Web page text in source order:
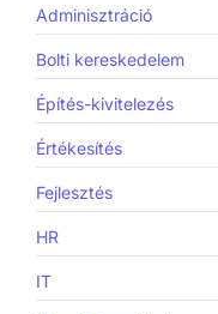
Adminisztráció
Bolti kereskedelem
Építés-kivitelezés
Értékesítés
Fejlesztés
HR
IT